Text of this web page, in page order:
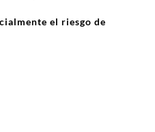
el riesgo de